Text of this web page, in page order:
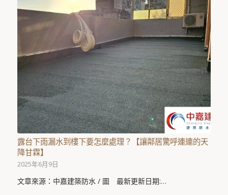
露台下雨漏水到樓下要怎麼處理？【讓鄰居驚呼連連的天
降甘霖】
2025年6月9日
文章來源：中嘉建築防水 / 圖 最新更新日期:…